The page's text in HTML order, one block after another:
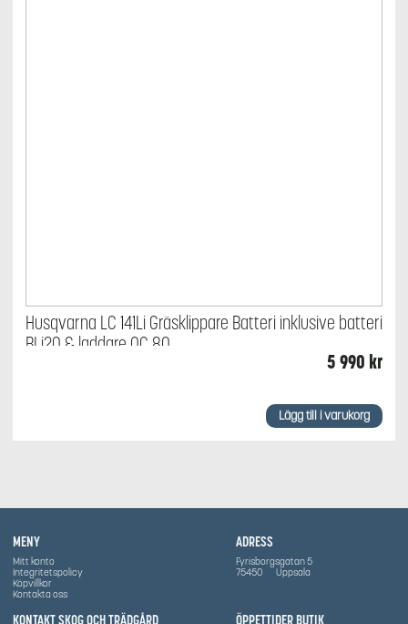
Husqvarna LC 141Li Gräsklippare Batteri inklusive batteri
BLi20 & laddare QC 80
5 990 kr
Lägg till i varukorg
MENY
Mitt konto
Integritetspolicy
Köpvillkor
Kontakta oss
ÖPPETTIDER BUTIK
ADRESS
Fyrisborgsgatan 5
75450
Uppsala
KONTAKT SKOG OCH TRÄDGÅRD